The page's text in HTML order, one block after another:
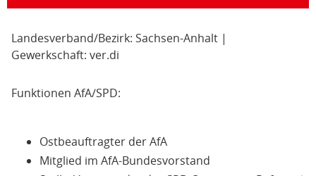
Landesverband/Bezirk: Sachsen-Anhalt |
Gewerkschaft: ver.di
Funktionen AfA/SPD:
Ostbeauftragter der AfA
Mitglied im AfA-Bundesvorstand